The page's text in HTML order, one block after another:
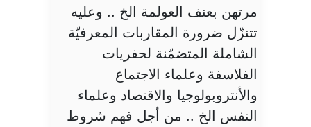
مرتهن بعنف العولمة الخ .. وعليه
تتنزّل ضرورة المقاربات المعرفيّة
الشاملة المتضمّنة لحفريات
الفلاسفة وعلماء الاجتماع
والأنتروبولوجيا والاقتصاد وعلماء
النفس الخ .. من أجل فهم شروط